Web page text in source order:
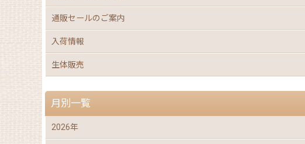
通販セールのご案内
入荷情報
生体販売
月別一覧
2026年